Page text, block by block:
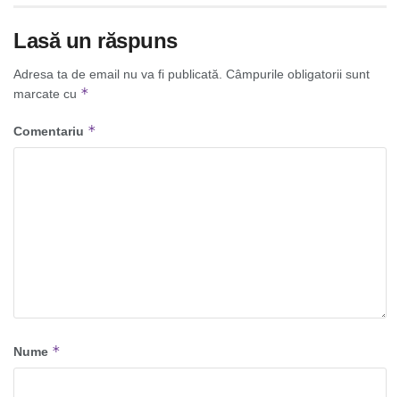
Lasă un răspuns
Adresa ta de email nu va fi publicată. Câmpurile obligatorii sunt
marcate cu *
Comentariu *
Nume *